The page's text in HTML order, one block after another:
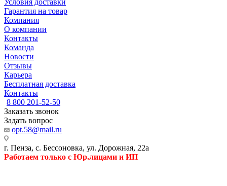
Условия доставки
Гарантия на товар
Компания
О компании
Контакты
Команда
Новости
Отзывы
Карьера
Бесплатная доставка
Контакты
8 800 201-52-50
Заказать звонок
Задать вопрос
opt.58@mail.ru
г. Пенза, с. Бессоновка, ул. Дорожная, 22а
Работаем только с Юр.лицами и ИП